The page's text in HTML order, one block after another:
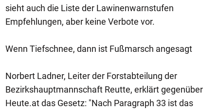
sieht auch die Liste der Lawinenwarnstufen
Empfehlungen, aber keine Verbote vor.
Wenn Tiefschnee, dann ist Fußmarsch angesagt
Norbert Ladner, Leiter der Forstabteilung der
Bezirkshauptmannschaft Reutte, erklärt gegenüber
Heute.at das Gesetz: "Nach Paragraph 33 ist das